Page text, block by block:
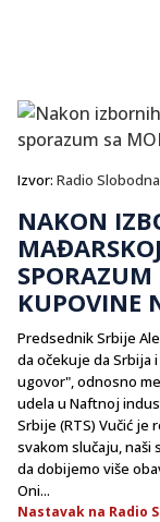
Izvor: Radio
NAKON
KUPOVINE
Predsednik Srbije
da očekuje da Srbija
ugovor", odnosno
udela u Naftnoj
Srbije (RTS) Vučić je
svakom slučaju, naši
da dobijemo više
Oni...
Nastavak na Radio